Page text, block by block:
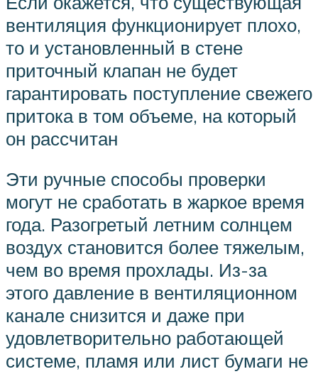
вентиляция функционирует плохо,
то и установленный в стене
приточный клапан не будет
гарантировать поступление свежего
притока в том объеме, на который
он рассчитан
Эти ручные способы проверки
могут не сработать в жаркое время
года. Разогретый летним солнцем
воздух становится более тяжелым,
чем во время прохлады. Из-за
этого давление в вентиляционном
канале снизится и даже при
удовлетворительно работающей
системе, пламя или лист бумаги не